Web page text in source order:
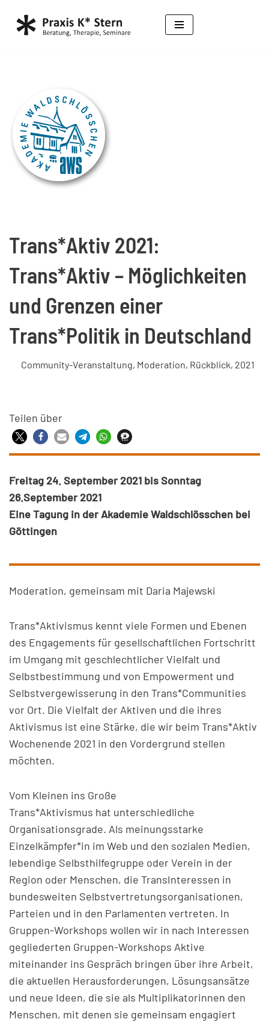
Zum
Trans*Aktiv 2021:
Trans*Aktiv – Möglichkeiten
und Grenzen einer
Trans*Politik in Deutschland
Community-Veranstaltung, Moderation, Rückblick, 2021
Teilen über
Freitag 24. September 2021 bis Sonntag
26.September 2021
Eine Tagung in der Akademie Waldschlösschen bei
Göttingen
Moderation, gemeinsam mit Daria Majewski
Trans*Aktivismus kennt viele Formen und Ebenen
des Engagements für gesellschaftlichen Fortschritt
im Umgang mit geschlechtlicher Vielfalt und
Selbstbestimmung und von Empowerment und
Selbstvergewisserung in den Trans*Communities
vor Ort. Die Vielfalt der Aktiven und die ihres
Aktivismus ist eine Stärke, die wir beim Trans*Aktiv
Wochenende 2021 in den Vordergrund stellen
möchten.
Vom Kleinen ins Große
Trans*Aktivismus hat unterschiedliche
Organisationsgrade. Als meinungsstarke
Einzelkämpfer*in im Web und den sozialen Medien,
lebendige Selbsthilfegruppe oder Verein in der
Region oder Menschen, die TransInteressen in
bundesweiten Selbstvertretungsorganisationen,
Parteien und in den Parlamenten vertreten. In
Gruppen-Workshops wollen wir in nach Interessen
gegliederten Gruppen-Workshops Aktive
miteinander ins Gespräch bringen über ihre Arbeit,
die aktuellen Herausforderungen, Lösungsansätze
und neue Ideen, die sie als Multiplikatorinnen den
Menschen, mit denen sie gemeinsam engagiert